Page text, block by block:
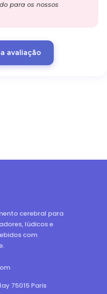
para os nossos
avaliação
cerebral para
lúdicos e
com
75015 Paris